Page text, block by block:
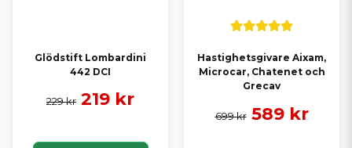
Glödstift Lombardini
442 DCI
229 kr 219 kr
Hastighetsgivare Aixam,
Microcar, Chatenet och
Grecav
699 kr 589 kr